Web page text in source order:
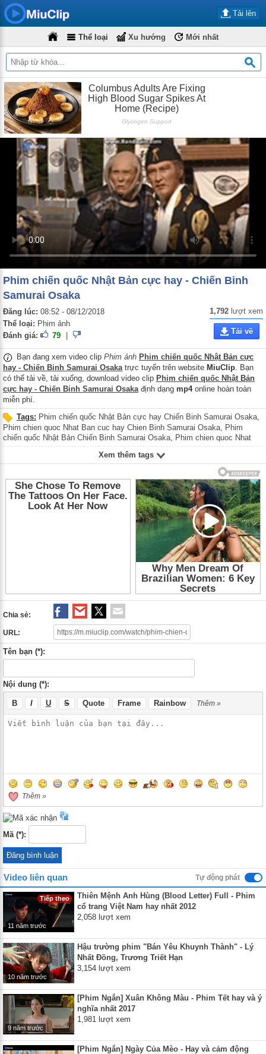
Tải lên
Thể loại Xu hướng Mới nhất
Phim chiến quốc Nhật Bản cực hay - Chiến Binh
Samurai Osaka
Đăng lúc: 08:52 - 08/12/2018
Thể loại: Phim ảnh
Đánh giá:
79
1,792 lượt xem
Tải về
Bạn đang xem video clip Phim ảnh Phim chiến quốc Nhật Bản cực
hay - Chiến Binh Samurai Osakatrực tuyến trên website MiuClip. Bạn
có thể tải về, tải xuống, download video clip Phim chiến quốc Nhật Bản
cực hay - Chiến Binh Samurai Osakađịnh dạng mp4online hoàn toàn
miễn phí.
Tags: Phim chiến quốc Nhật Bản cực hay Chiến Binh Samurai Osaka,
Phim chien quoc Nhat Ban cuc hay Chien Binh Samurai Osaka Phim
chiến quốc Nhật Bản Chiến Binh Samurai Osaka Phim chien quoc Nhat
Ban Chien Binh Samurai Osaka,Phim cổ trang Nhật Bản,Phim co trang
Xem thêm tags
Chia sẻ:
URL:
Tên bạn (*):
Nội dung (*):
B I U S Quote Frame Rainbow Thêm »
Thêm »
Mã (*):
Video liên quan Tự động phát
Tiếp theo
11 năm trước
Thiên Mệnh Anh Hùng (Blood Letter) Full - Phim
cổ trang Việt Nam hay nhất 2012
2,058 lượt xem
10 năm trước
Hậu trường phim "Bán Yêu Khuynh Thành" - Lý
Nhất Đồng, Trương Triết Hạn
3,154 lượt xem
9 năm trước
[Phim Ngắn] Xuân Không Màu - Phim Tết hay và ý
nghĩa nhất 2017
1,981 lượt xem
[Phim Ngắn] Ngày Của Mèo - Hay và cảm động